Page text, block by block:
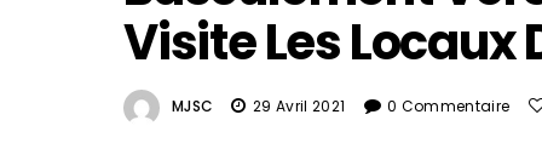
Visite Les Locaux
MJSC 29 Avril 2021 0 Commentaire